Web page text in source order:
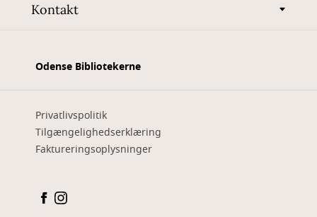
Kontakt
Odense Bibliotekerne
Privatlivspolitik
Tilgængelighedserklæring
Faktureringsoplysninger